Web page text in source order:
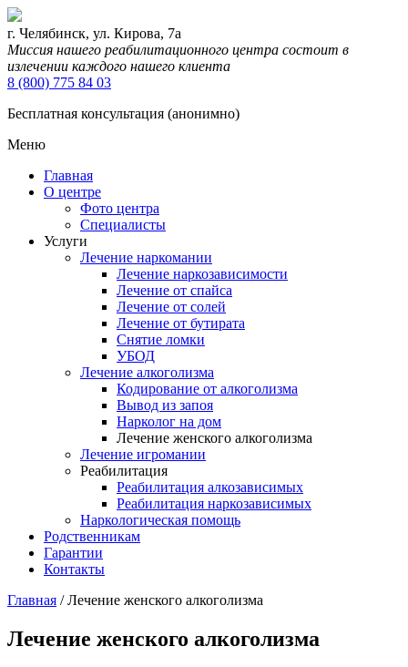
г. Челябинск, ул. Кирова, 7а
Миссия нашего реабилитационного центра состоит в
излечении каждого нашего клиента
8 (800) 775 84 03
Бесплатная консультация (анонимно)
Меню
Главная
О центре
Фото центра
Специалисты
Услуги
Лечение наркомании
Лечение наркозависимости
Лечение от спайса
Лечение от солей
Лечение от бутирата
Снятие ломки
УБОД
Лечение алкоголизма
Кодирование от алкоголизма
Вывод из запоя
Нарколог на дом
Лечение женского алкоголизма
Лечение игромании
Реабилитация
Реабилитация алкозависимых
Реабилитация наркозависимых
Наркологическая помощь
Родственникам
Гарантии
Контакты
Главная /Лечение женского алкоголизма
Лечение женского алкоголизма